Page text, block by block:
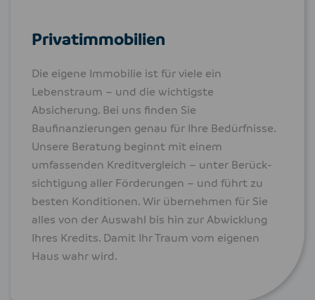
Privatimmobilien
Die eigene Immobilie ist für viele ein
Lebenstraum – und die wichtigste
Absicherung. Bei uns finden Sie
Baufinanzierungen genau für Ihre Bedürfnisse.
Unsere Beratung beginnt mit einem
umfassenden Kredit­vergleich – unter Berück­
sich­tigung aller Förderungen – und führt zu
besten Konditionen. Wir übernehmen für Sie
alles von der Auswahl bis hin zur Abwicklung
Ihres Kredits. Damit Ihr Traum vom eigenen
Haus wahr wird.